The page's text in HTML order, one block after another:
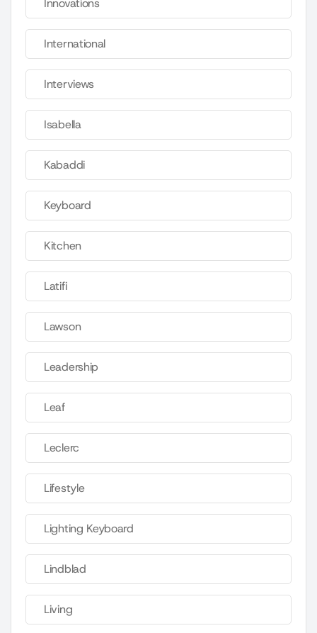
Innovations
International
Interviews
Isabella
Kabaddi
Keyboard
Kitchen
Latifi
Lawson
Leadership
Leaf
Leclerc
Lifestyle
Lighting Keyboard
Lindblad
Living